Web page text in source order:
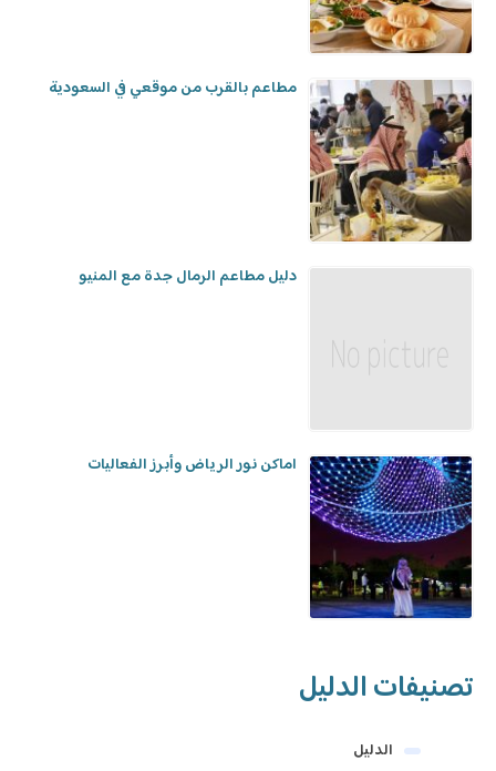
مطاعم بالقرب من موقعي في السعودية
دليل مطاعم الرمال جدة مع المنيو
اماكن نور الرياض وأبرز الفعاليات
تصنيفات الدليل
الدليل